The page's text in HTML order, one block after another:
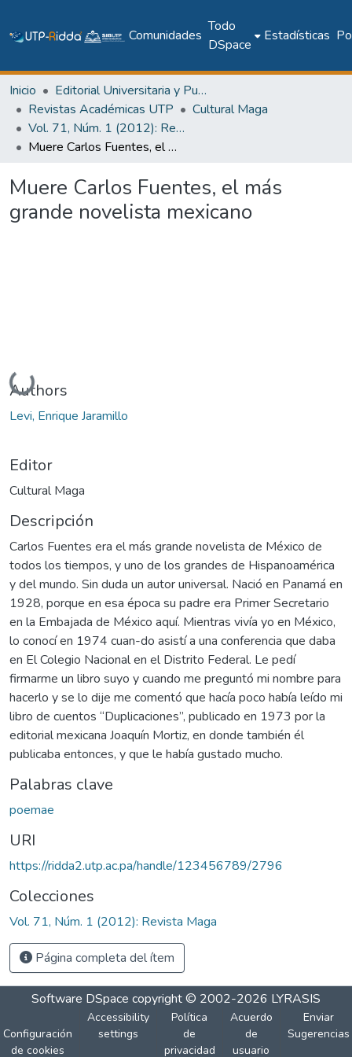
Comunidades
Todo
DSpace
Estadísticas
Inicio
Editorial Universitaria y Publicaciones Seriadas
Revistas Académicas UTP
Cultural Maga
Vol. 71, Núm. 1 (2012): Revista Maga
Muere Carlos Fuentes, el más grande novelista mexicano
Muere Carlos Fuentes, el más
grande novelista mexicano
Cargando...
Authors
Levi, Enrique Jaramillo
Editor
Cultural Maga
Descripción
Carlos Fuentes era el más grande novelista de México de
todos los tiempos, y uno de los grandes de Hispanoamérica
y del mundo. Sin duda un autor universal. Nació en Panamá en
1928, porque en esa época su padre era Primer Secretario
en la Embajada de México aquí. Mientras vivía yo en México,
lo conocí en 1974 cuan-do asistí a una conferencia que daba
en El Colegio Nacional en el Distrito Federal. Le pedí
firmarme un libro suyo y cuando me preguntó mi nombre para
hacerlo y se lo dije me comentó que hacía poco había leído mi
libro de cuentos “Duplicaciones”, publicado en 1973 por la
editorial mexicana Joaquín Mortiz, en donde también él
publicaba entonces, y que le había gustado mucho.
Palabras clave
poemae
URI
https://ridda2.utp.ac.pa/handle/123456789/2796
Colecciones
Vol. 71, Núm. 1 (2012): Revista Maga
Página completa del ítem
Software DSpace copyright © 2002-2026 LYRASIS
Configuración
de cookies
Accessibility
settings
Política
de
privacidad
Acuerdo
de
usuario
Enviar
Sugerencias